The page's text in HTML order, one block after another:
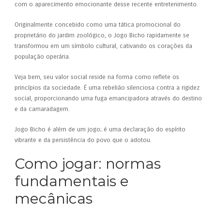
com o aparecimento emocionante desse recente entretenimento.
Originalmente concebido como uma tática promocional do
proprietário do jardim zoológico, o Jogo Bicho rapidamente se
transformou em um símbolo cultural, cativando os corações da
população operária.
Veja bem, seu valor social reside na forma como reflete os
princípios da sociedade. É uma rebelião silenciosa contra a rigidez
social, proporcionando uma fuga emancipadora através do destino
e da camaradagem.
Jogo Bicho é além de um jogo; é uma declaração do espírito
vibrante e da persistência do povo que o adotou.
Como jogar: normas
fundamentais e
mecânicas